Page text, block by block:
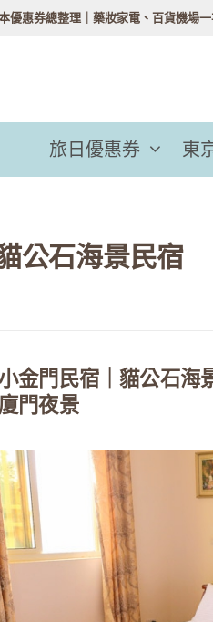
優惠券總整理｜藥妝家電、百貨機場
旅日優惠券 東
公石海景民宿
金門民宿｜貓公石海
廈門夜景